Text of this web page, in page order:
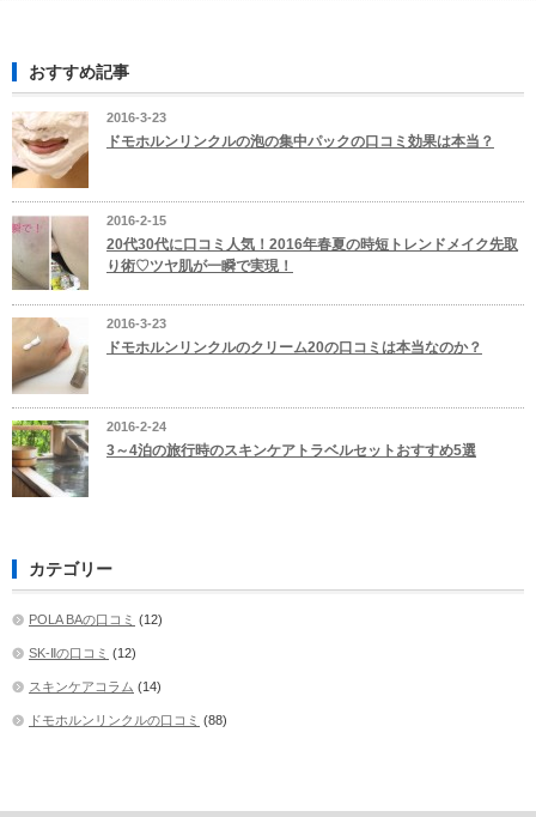
おすすめ記事
2016-3-23
ドモホルンリンクルの泡の集中パックの口コミ効果は本当？
2016-2-15
20代30代に口コミ人気！2016年春夏の時短トレンドメイク先取
り術♡ツヤ肌が一瞬で実現！
2016-3-23
ドモホルンリンクルのクリーム20の口コミは本当なのか？
2016-2-24
3～4泊の旅行時のスキンケアトラベルセットおすすめ5選
カテゴリー
POLA BAの口コミ (12)
SK-Ⅱの口コミ (12)
スキンケアコラム (14)
ドモホルンリンクルの口コミ (88)